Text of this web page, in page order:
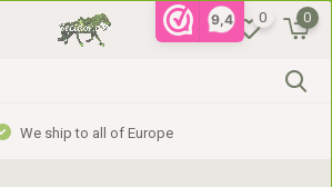
9,4 0 0
We ship to all of Europe